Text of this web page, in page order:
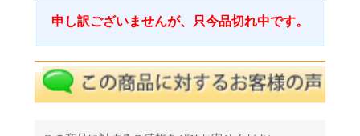
申し訳ございませんが、只今品切れ中です。